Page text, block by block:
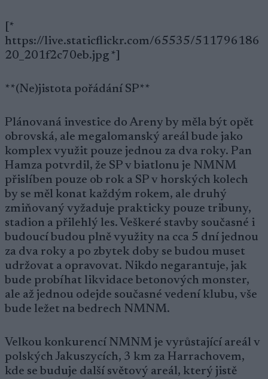
[*
https://live.staticflickr.com/65535/511796186
20_201f2c70eb.jpg *]
**(Ne)jistota pořádání SP**
Plánovaná investice do Areny by měla být opět
obrovská, ale megalomanský areál bude jako
komplex využit pouze jednou za dva roky. Pan
Hamza potvrdil, že SP v biatlonu je NMNM
přislíben pouze ob rok a SP v horských kolech
by se měl konat každým rokem, ale druhý
zmiňovaný vyžaduje prakticky pouze tribuny,
stadion a přilehlý les. Veškeré stavby současné i
budoucí budou plně využity na cca 5 dní jednou
za dva roky a po zbytek doby se budou muset
udržovat a opravovat. Nikdo negarantuje, jak
bude probíhat likvidace betonových monster,
ale až jednou odejde současné vedení klubu, vše
bude ležet na bedrech NMNM.
Velkou konkurencí NMNM je vyrůstající areál v
polských Jakuszycích, 3 km za Harrachovem,
kde se buduje další světový areál, který jistě